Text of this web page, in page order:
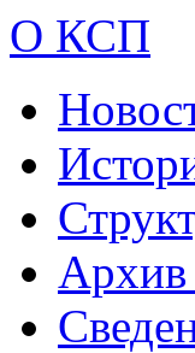
О КСП
Архив